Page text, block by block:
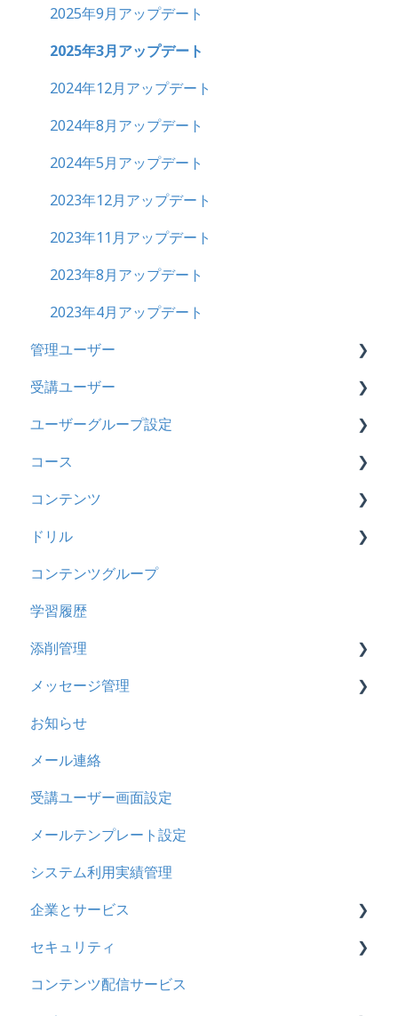
料金
管理ユーザー・受講ユーザー
履歴
コンテンツ
CSV
ドキュメント
ビデオ
ドリル
メール
メッセージ
お知らせ
多言語変換
助成金
2025年9月アップデート
2025年3月アップデート
2024年12月アップデート
2024年8月アップデート
2024年5月アップデート
2023年12月アップデート
2023年11月アップデート
2023年8月アップデート
2023年4月アップデート
管理ユーザー
管理ユーザーの統合について
管理ユーザーについて
ロールと権限
受講ユーザー
基本操作
【新レイアウト】受講ユーザー登録について
【旧レイアウト】ユーザー編集について
ユーザーグループ設定
【新レイアウト】ユーザーグループ設定
【旧レイアウト】ユーザーグループ設定
コース
基本操作
新レイアウト
旧レイアウト
コース詳細設定の参考
ストレスチェック
CSVについて
コンテンツ
ビデオ
ドキュメント
多言語表示
リンク
ドリル
概要
問題について
ドリルについて
【問題・ドリル】の参考
ドリルスキンについて
問題属性
コンテンツグループ
学習履歴
添削管理
概要
基本操作
採点権限のみを持ったユーザ
採点・承認権限を持ったユーザ
メッセージ管理
基本操作
リンクメッセージスレッド
お知らせ
メール連絡
受講ユーザー画面設定
メールテンプレート設定
システム利用実績管理
企業とサービス
用語の定義
企業について
セキュリティ
シングルサインオン設定
コンテンツ配信サービス